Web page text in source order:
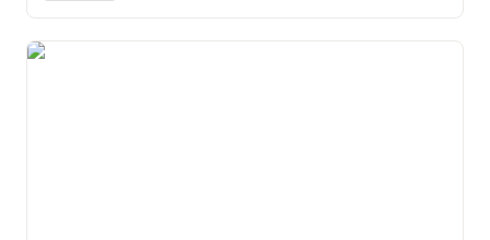
ポイントは実績とクオリティ！2023年テレマーケティ